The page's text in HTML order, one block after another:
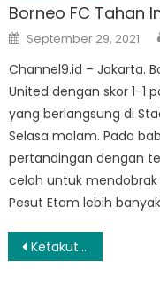
Borneo FC Tahan
Posted
on
September 29, 2021
Channel9.id – Jakarta.
United dengan skor 1-1
yang berlangsung di
Selasa malam. Pada
pertandingan dengan
celah untuk
Pesut Etam lebih
Navigasi
Ketakutan China, Ketakutan Atas China